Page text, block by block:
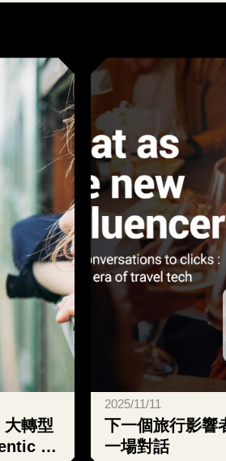
大轉型
AI
2025/11/11
下一個旅行影響
一場對話